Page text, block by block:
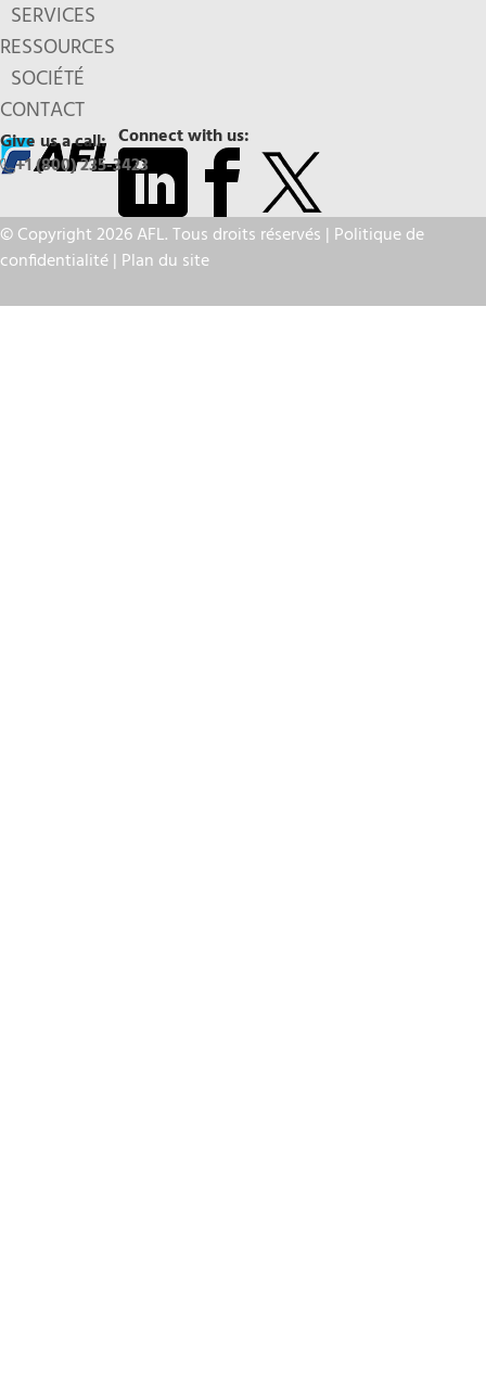
SERVICES
RESSOURCES
SOCIÉTÉ
CONTACT
Connect with us:
Give us a call:
+1 (800) 235-3423
© Copyright 2026 AFL. Tous droits réservés | Politique de
confidentialité| Plan du site